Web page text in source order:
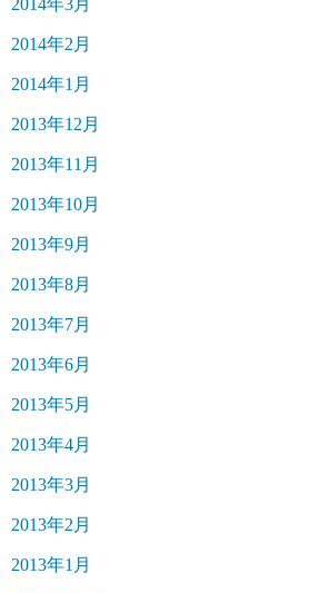
2014年2月
2014年1月
2013年12月
2013年11月
2013年10月
2013年9月
2013年8月
2013年7月
2013年6月
2013年5月
2013年4月
2013年3月
2013年2月
2013年1月